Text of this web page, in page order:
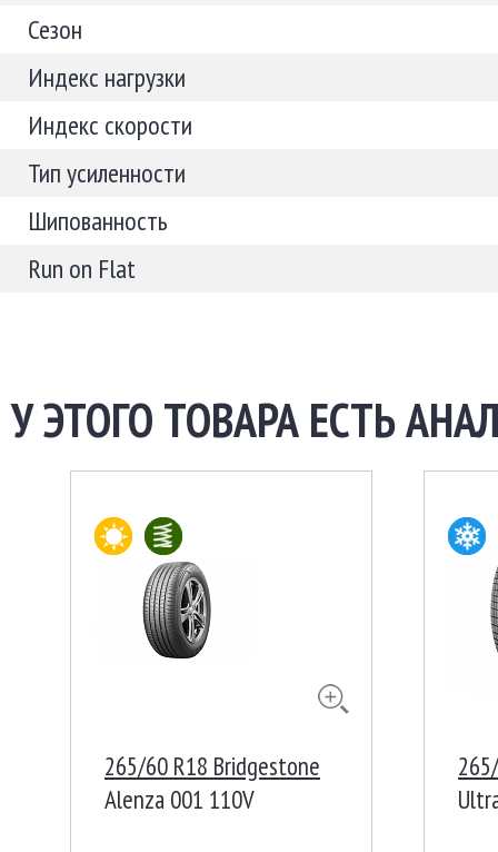
Сезон
Индекс нагрузки
Индекс скорости
Тип усиленности
Шипованность
Run on Flat
У ЭТОГО ТОВАРА ЕСТЬ
265/60 R18 Bridgestone
Alenza 001 110V